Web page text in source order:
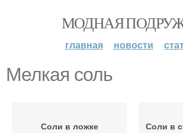
МОДНАЯ
главная новости
Мелкая соль
Соли в ложке Соли в